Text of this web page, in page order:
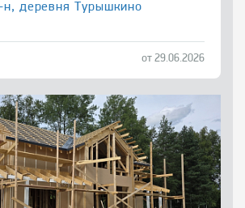
н, деревня Турышкино
от 29.06.2026